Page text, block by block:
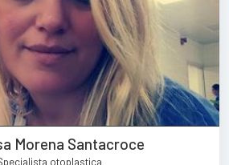
Morena Santacroce
otoplastica